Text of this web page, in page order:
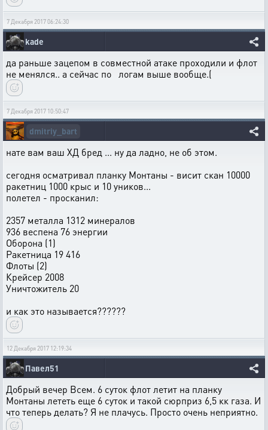
7 Декабря 2017 06:24:30
kade
да раньше зацепом в совместной атаке проходили и флот
не менялся.. а сейчас по логам выше вообще.(
7 Декабря 2017 10:50:47
dmitriy_bart
нате вам ваш ХД бред ... ну да ладно, не об этом.
сегодня осматривал планку Монтаны - висит скан 10000
ракетниц 1000 крыс и 10 уников...
полетел - просканил:
2357 металла 1312 минералов
936 веспена 76 энергии
Оборона (1)
Ракетница 19 416
Флоты (2)
Крейсер 2008
Уничтожитель 20
и как это называется??????
12 Декабря 2017 12:19:34
Павел51
Добрый вечер Всем. 6 суток флот летит на планку
Монтаны лететь еще 6 суток и такой сюрприз 6,5 кк газа. И
что теперь делать? Я не плачусь. Просто очень неприятно.